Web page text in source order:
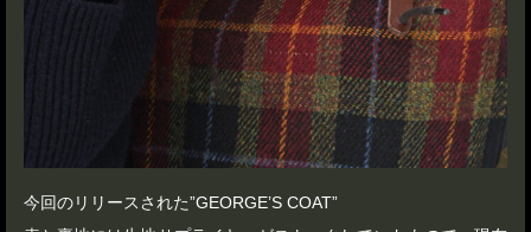
今回のリリースされた”GEORGE’S COAT”